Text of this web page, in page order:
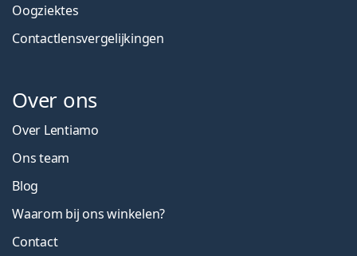
Oogziektes
Contactlensvergelijkingen
Over ons
Over Lentiamo
Ons team
Blog
Waarom bij ons winkelen?
Contact